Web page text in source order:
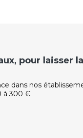
pour laisser
dans nos
à 300 €